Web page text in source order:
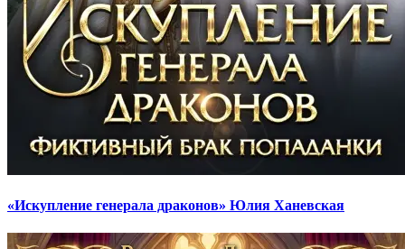
«Искупление генерала драконов» Юлия Ханевская